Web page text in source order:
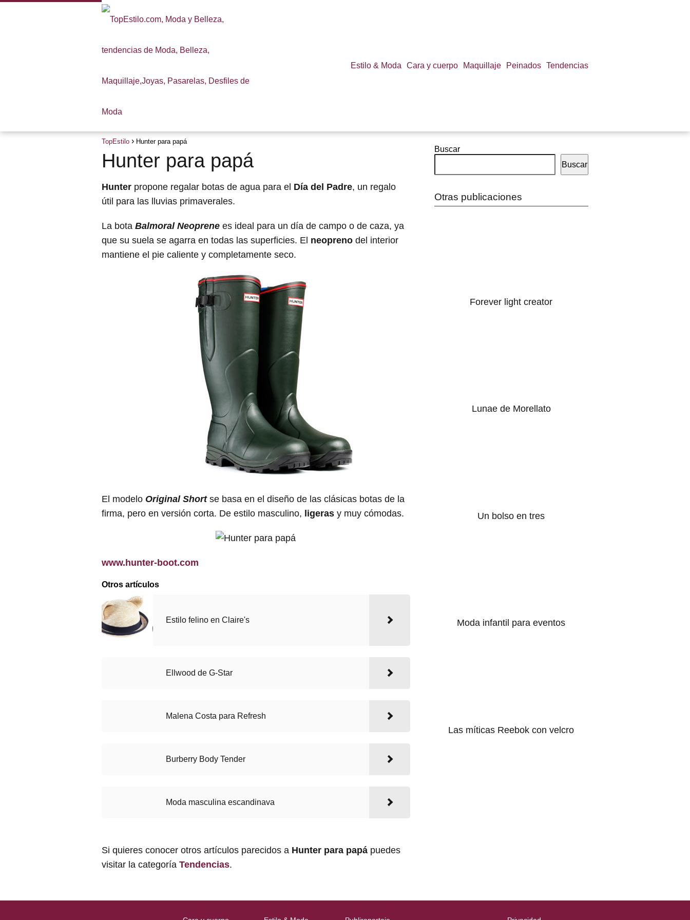
Estilo & Moda Cara y cuerpo Maquillaje Peinados Tendencias
TopEstilo Hunter para papá
Hunter para papá
Hunter propone regalar botas de agua para el Día del Padre, un regalo
útil para las lluvias primaverales.
La bota Balmoral Neoprene es ideal para un día de campo o de caza, ya
que su suela se agarra en todas las superficies. El neopreno del interior
mantiene el pie caliente y completamente seco.
El modelo Original Shortse basa en el diseño de las clásicas botas de la
firma, pero en versión corta. De estilo masculino, ligeras y muy cómodas.
www.hunter-boot.com
Otros artículos
Estilo felino en Claire's
Ellwood de G-Star
Malena Costa para Refresh
Burberry Body Tender
Moda masculina escandinava
Si quieres conocer otros artículos parecidos a Hunter para papá puedes
visitar la categoría Tendencias.
Buscar
Buscar
Otras publicaciones
Forever light creator
Lunae de Morellato
Un bolso en tres
Moda infantil para eventos
Las míticas Reebok con velcro